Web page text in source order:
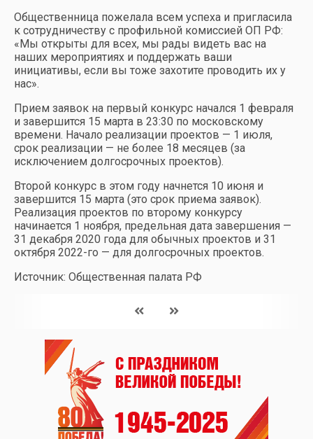
Общественница пожелала всем успеха и пригласила
к сотрудничеству с профильной комиссией ОП РФ:
«Мы открыты для всех, мы рады видеть вас на
наших мероприятиях и поддержать ваши
инициативы, если вы тоже захотите проводить их у
нас».
Прием заявок на первый конкурс начался 1 февраля
и завершится 15 марта в 23:30 по московскому
времени. Начало реализации проектов — 1 июля,
срок реализации — не более 18 месяцев (за
исключением долгосрочных проектов).
Второй конкурс в этом году начнется 10 июня и
завершится 15 марта (это срок приема заявок).
Реализация проектов по второму конкурсу
начинается 1 ноября, предельная дата завершения —
31 декабря 2020 года для обычных проектов и 31
октября 2022-го — для долгосрочных проектов.
Источник: Общественная палата РФ